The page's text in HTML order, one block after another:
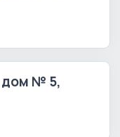
дом № 5,